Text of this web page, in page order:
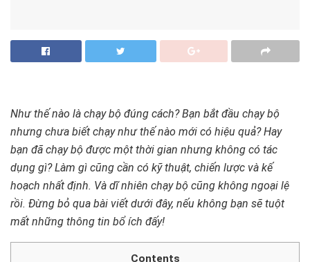
Như thế nào là chạy bộ đúng cách? Bạn bắt đầu chạy bộ
nhưng chưa biết chạy như thế nào mới có hiệu quả? Hay
bạn đã chạy bộ được một thời gian nhưng không có tác
dụng gì? Làm gì cũng cần có kỹ thuật, chiến lược và kế
hoạch nhất định. Và dĩ nhiên chạy bộ cũng không ngoại lệ
rồi. Đừng bỏ qua bài viết dưới đây, nếu không bạn sẽ tuột
mất những thông tin bổ ích đấy!
Contents